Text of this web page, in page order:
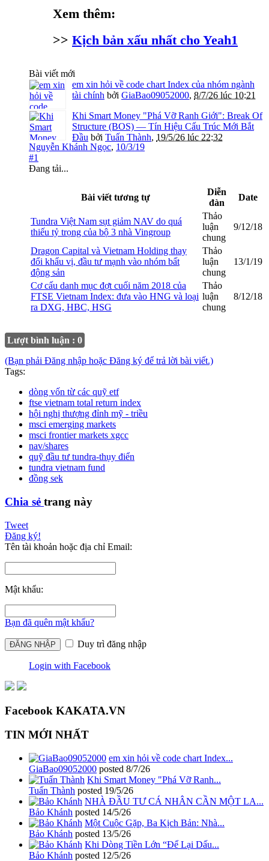
Xem thêm:
>> Kịch bản xấu nhất cho Yeah1
Bài viết mới
em xin hỏi về code chart Index của nhóm ngành
tài chính bởi GiaBao09052000, 8/7/26 lúc 10:21
Khi Smart Money "Phá Vỡ Ranh Giới": Break Of
Structure (BOS) — Tín Hiệu Cấu Trúc Mới Bắt
Đầu bởi Tuấn Thành, 19/5/26 lúc 22:32
Nguyễn Khánh Ngọc, 10/3/19
#1
Đang tải...
Bài viết tương tự
Diễn
đàn
Date
Tundra Việt Nam sụt giảm NAV do quá
thiếu tỷ trọng của bộ 3 nhà Vingroup
Thảo
luận
chung
9/12/18
Dragon Capital và Vietnam Holding thay
đổi khẩu vị, đầu tư mạnh vào nhóm bất
động sản
Thảo
luận
chung
13/1/19
Cơ cấu danh mục đợt cuối năm 2018 của
FTSE Vietnam Index: đưa vào HNG và loại
ra DXG, HBC, HSG
Thảo
luận
chung
8/12/18
Lượt bình luận : 0
(Bạn phải Đăng nhập hoặc Đăng ký để trả lời bài viết.)
Tags:
dòng vốn từ các quỹ etf
ftse vietnam total return index
hội nghị thượng đỉnh mỹ - triều
msci emerging markets
msci frontier markets xgcc
nav/shares
quỹ đầu tư tundra-thụy điển
tundra vietnam fund
đồng sek
Chia sẻ trang này
Tweet
Đăng ký!
Tên tài khoản hoặc địa chỉ Email:
Mật khẩu:
Bạn đã quên mật khẩu?
Duy trì đăng nhập
Login with Facebook
Facebook KAKATA.VN
TIN MỚI NHẤT
em xin hỏi về code chart Index...
GiaBao09052000 posted 8/7/26
Khi Smart Money "Phá Vỡ Ranh...
Tuấn Thành posted 19/5/26
NHÀ ĐẦU TƯ CÁ NHÂN CẦN MỘT LA...
Bảo Khánh posted 14/5/26
Một Cuộc Gặp, Ba Kịch Bản: Nhà...
Bảo Khánh posted 13/5/26
Khi Dòng Tiền Lớn “Để Lại Dấu...
Bảo Khánh posted 12/5/26